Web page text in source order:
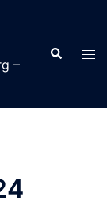
–
Suche